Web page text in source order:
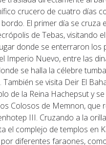
crucero de cuatro días
El primer día se cruza
de Tebas, visitando
donde se enterraron los
Imperio Nuevo, entre las
se halla la célebre
También se visita Deir El
de la Reina Hachepsut y
Colosos de Memnon, que
III. Cruzando a la
el complejo de templos en
diferentes faraones,